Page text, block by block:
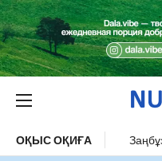
ОҚЫС ОҚИҒА